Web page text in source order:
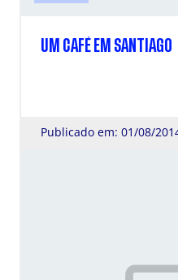
UM CAFÉ EM SANTIAGO
Publicado em: 01/08/